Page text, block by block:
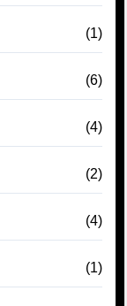
(1)
(6)
(4)
(2)
(4)
(1)